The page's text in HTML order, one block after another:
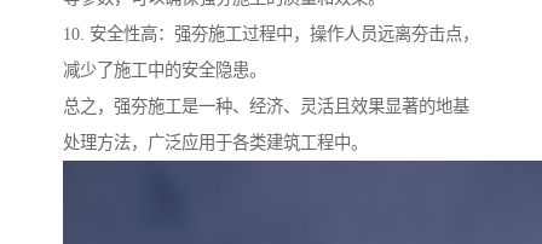
10. 安全性高：强夯施工过程中，操作人员远离夯击点，
减少了施工中的安全隐患。
总之，强夯施工是一种、经济、灵活且效果显著的地基
处理方法，广泛应用于各类建筑工程中。